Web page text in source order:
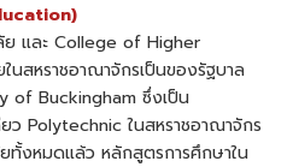
ย และ College of Higher
สหราชอาณาจักรเป็นของรัฐบาล
of Buckingham ซึ่งเป็น
ว Polytechnic ในสหราชอาณาจักร
ทั้งหมดแล้ว หลักสูตรการศึกษาใน